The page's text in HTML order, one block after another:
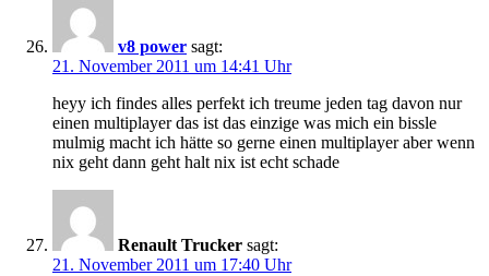
v8 power sagt:
21. November 2011 um 14:41 Uhr
heyy ich findes alles perfekt ich treume jeden tag davon nur
einen multiplayer das ist das einzige was mich ein bissle
mulmig macht ich hätte so gerne einen multiplayer aber wenn
nix geht dann geht halt nix ist echt schade
Renault Trucker sagt:
21. November 2011 um 17:40 Uhr